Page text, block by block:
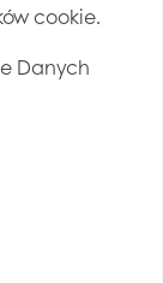
cookie.
Danych